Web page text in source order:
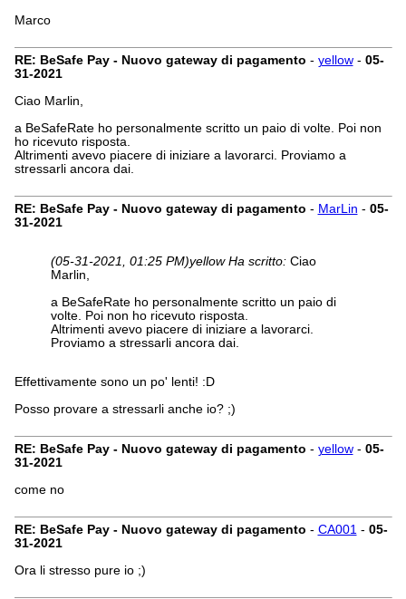
Marco
RE: BeSafe Pay - Nuovo gateway di pagamento - yellow- 05-
31-2021
Ciao Marlin,
a BeSafeRate ho personalmente scritto un paio di volte. Poi non
ho ricevuto risposta.
Altrimenti avevo piacere di iniziare a lavorarci. Proviamo a
stressarli ancora dai.
RE: BeSafe Pay - Nuovo gateway di pagamento - MarLin - 05-
31-2021
(05-31-2021, 01:25 PM)yellow Ha scritto: Ciao
Marlin,
a BeSafeRate ho personalmente scritto un paio di
volte. Poi non ho ricevuto risposta.
Altrimenti avevo piacere di iniziare a lavorarci.
Proviamo a stressarli ancora dai.
Effettivamente sono un po' lenti! :D
Posso provare a stressarli anche io? ;)
RE: BeSafe Pay - Nuovo gateway di pagamento - yellow- 05-
31-2021
come no
RE: BeSafe Pay - Nuovo gateway di pagamento - CA001- 05-
31-2021
Ora li stresso pure io ;)